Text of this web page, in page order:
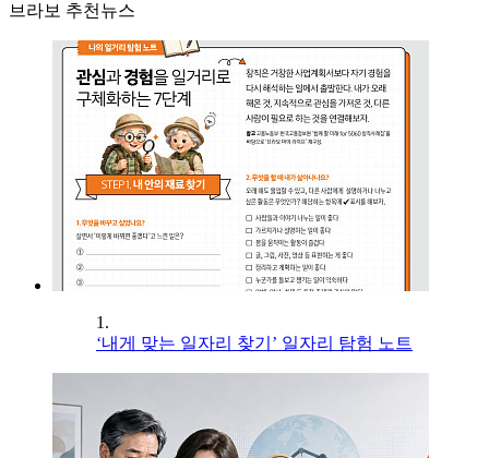
브라보 추천뉴스
1.
‘내게 맞는 일자리 찾기’ 일자리 탐험 노트